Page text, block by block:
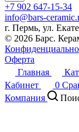
+7 902 647-15-34
info@bars-
г. Пермь, ул.
© 2026 Барс.
Оферта
Главная
Кабинет
0
Компания